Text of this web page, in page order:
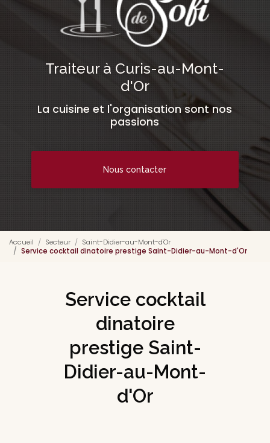
Traiteur à Curis-au-Mont-
d'Or
La cuisine et l'organisation sont nos
passions
Nous contacter
Accueil Secteur
Saint-Didier-au-Mont-d'Or
Service cocktail dinatoire prestige Saint-Didier-au-Mont-d'Or
Service cocktail
dinatoire
prestige Saint-
Didier-au-Mont-
d'Or